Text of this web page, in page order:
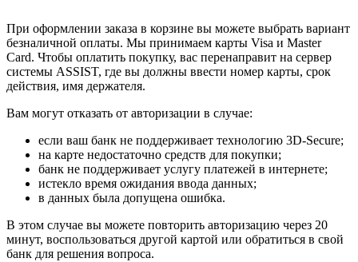
При оформлении заказа в корзине вы можете выбрать вариант
безналичной оплаты. Мы принимаем карты Visa и Master
Card. Чтобы оплатить покупку, вас перенаправит на сервер
системы ASSIST, где вы должны ввести номер карты, срок
действия, имя держателя.
Вам могут отказать от авторизации в случае:
если ваш банк не поддерживает технологию 3D-Secure;
на карте недостаточно средств для покупки;
банк не поддерживает услугу платежей в интернете;
истекло время ожидания ввода данных;
в данных была допущена ошибка.
В этом случае вы можете повторить авторизацию через 20
минут, воспользоваться другой картой или обратиться в свой
банк для решения вопроса.